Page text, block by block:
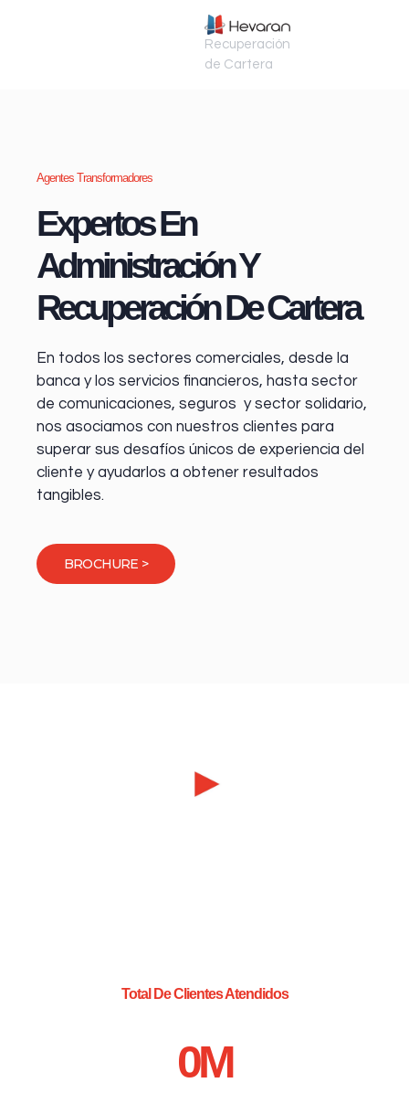
Recuperación
de Cartera
Agentes Transformadores
Expertos En
Administración Y
Recuperación De Cartera
En todos los sectores comerciales, desde la
banca y los servicios financieros, hasta sector
de comunicaciones, seguros y sector solidario,
nos asociamos con nuestros clientes para
superar sus desafíos únicos de experiencia del
cliente y ayudarlos a obtener resultados
tangibles.
BROCHURE >
Total De Clientes Atendidos
0M